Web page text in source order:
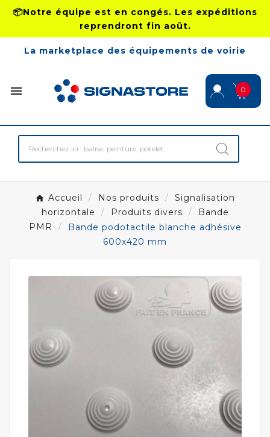
📦Notre équipe est en congés. Les expéditions
reprendront fin août.
La marketplace des équipements de voirie
 0
Accueil Nos produits
Signalisation
horizontale
Produits divers
Bande
PMR
Bande podotactile blanche adhésive
600x420 mm